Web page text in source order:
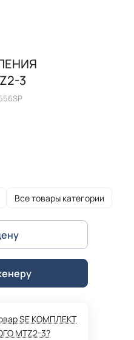
3
Все товары категории
SE КОМПЛЕКТ
MTZ2-3?